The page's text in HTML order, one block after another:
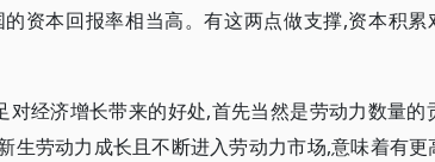
资本回报率相当高。有这两点做支撑,资本积
对经济增长带来的好处,首先当然是劳动力数量
生劳动力成长且不断进入劳动力市场,意味着有